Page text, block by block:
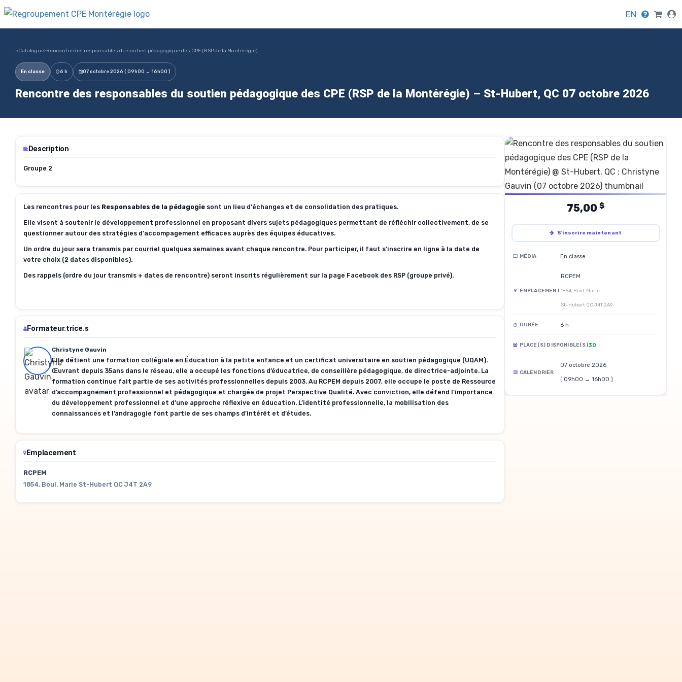
EN
eCatalogue›Rencontre des responsables du soutien pédagogique des CPE (RSP de la Montérégie)
En classe 6 h 07 octobre 2026 ( 09h00 → 16h00 )
Rencontre des responsables du soutien pédagogique des CPE (RSP de la Montérégie) – St-Hubert, QC 07 octobre 2026
Description
Groupe 2
Les rencontres pour les Responsables de la pédagogie sont un lieu d'échanges et de consolidation des pratiques.
Elle visent à soutenir le développement professionnel en proposant divers sujets pédagogiques permettant de réfléchir collectivement, de se
questionner autour des stratégies d'accompagement efficaces auprès des équipes éducatives.
Un ordre du jour sera transmis par courriel quelques semaines avant chaque rencontre. Pour participer, il faut s'inscrire en ligne à la date de
votre choix (2 dates disponibles).
Des rappels (ordre du jour transmis + dates de rencontre) seront inscrits régulièrement sur la page Facebook des RSP (groupe privé).
Formateur.trice.s
Christyne Gauvin
Elle détient une formation collégiale en Éducation à la petite enfance et un certificat universitaire en soutien pédagogique (UQAM).
Œuvrant depuis 35ans dans le réseau, elle a occupé les fonctions d’éducatrice, de conseillère pédagogique, de directrice-adjointe. La
formation continue fait partie de ses activités professionnelles depuis 2003. Au RCPEM depuis 2007, elle occupe le poste de Ressource
d’accompagnement professionnel et pédagogique et chargée de projet Perspective Qualité. Avec conviction, elle défend l’importance
du développement professionnel et d’une approche réflexive en éducation. L’identité professionnelle, la mobilisation des
connaissances et l’andragogie font partie de ses champs d’intérêt et d’études.
Emplacement
RCPEM
1854, Boul. Marie St-Hubert QC J4T 2A9
75,00 $
S'inscrire maintenant
MÉDIA En classe
EMPLACEMENT
RCPEM
1854, Boul. Marie
St-Hubert QC J4T 2A9
DURÉE 6 h
PLACE(S) DISPONIBLE(S)30
CALENDRIER
07 octobre 2026
( 09h00 → 16h00 )